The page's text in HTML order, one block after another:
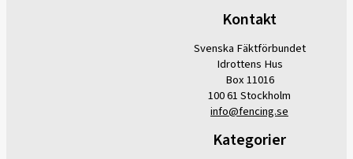
Kontakt
Svenska Fäktförbundet
Idrottens Hus
Box 11016
100 61 Stockholm
info@fencing.se
Kategorier